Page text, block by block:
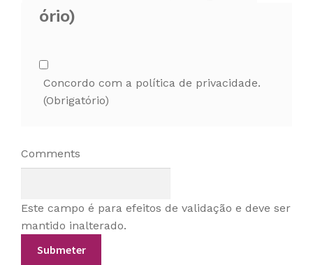
ório)
Concordo com a política de privacidade.
(Obrigatório)
Comments
Este campo é para efeitos de validação e deve ser
mantido inalterado.